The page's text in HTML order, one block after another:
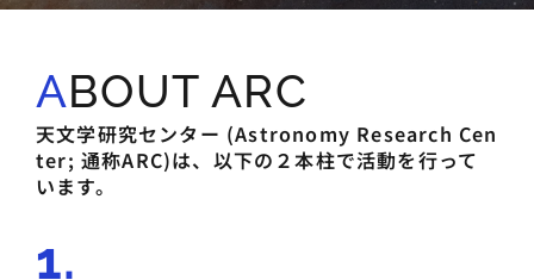
ABOUT ARC
天文学研究センター (Astronomy Research Cen
ter; 通称ARC)は、以下の２本柱で活動を行って
います。
1.